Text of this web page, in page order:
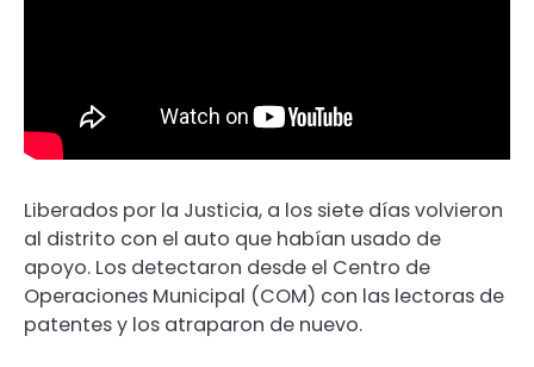
Liberados por la Justicia, a los siete días volvieron
al distrito con el auto que habían usado de
apoyo. Los detectaron desde el Centro de
Operaciones Municipal (COM) con las lectoras de
patentes y los atraparon de nuevo.